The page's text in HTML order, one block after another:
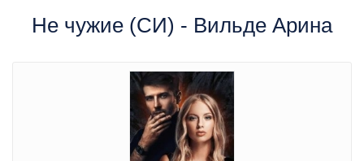
Не чужие (СИ) - Вильде Арина